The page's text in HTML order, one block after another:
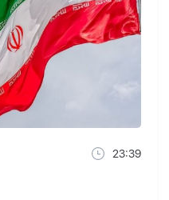
23:39